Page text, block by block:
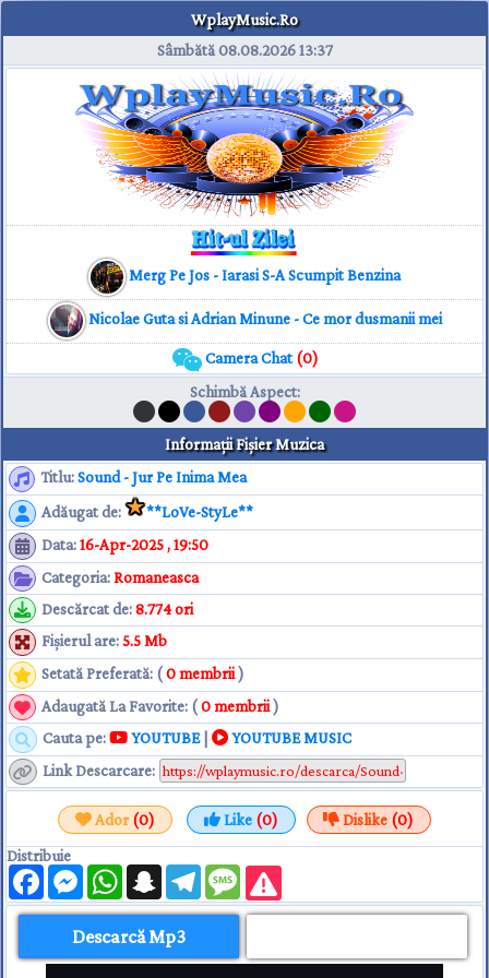
WplayMusic.Ro
Sâmbătă 08.08.202613:37
Merg Pe Jos - Iarasi S-A Scumpit Benzina
Nicolae Guta si Adrian Minune - Ce mor dusmanii mei
Camera Chat(0)
Schimbă Aspect:
Informaţii Fişier Muzica
Titlu:Sound - Jur Pe Inima Mea
Adăugat de:
**LoVe-StyLe**
Data:16-Apr-2025 , 19:50
Categoria:Romaneasca
Descărcat de:8.774 ori
Fişierul are:5.5 Mb
Setată Preferată: (0 membrii )
Adaugată La Favorite: (0 membrii)
Cauta pe:
YOUTUBE|
YOUTUBE MUSIC
Link Descarcare:
Ador(0) Like (0) Dislike (0)
Distribuie
FacebookMessengerWhatsAppSnapchatTelegramMessage
Descarcă Mp3